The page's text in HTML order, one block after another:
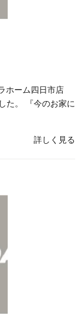
ーム四日市店
た。 『今のお家に
詳しく見る